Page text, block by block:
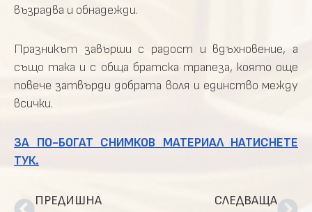
възрадва и обнадежди.
Празникът завърши с радост и вдъхновение, а
също така и с обща братска трапеза, която още
повече затвърди добрата воля и единство между
всички.
ЗА ПО-БОГАТ СНИМКОВ МАТЕРИАЛ НАТИСНЕТЕ
ТУК.
ПРЕДИШНА СЛЕДВАЩА